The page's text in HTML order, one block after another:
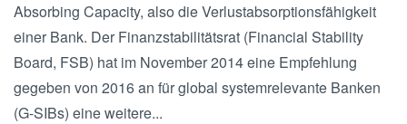
Absorbing Capacity, also die Verlustabsorptionsfähigkeit
einer Bank. Der Fi­nanz­sta­bi­li­täts­rat (Fi­nan­ci­al Sta­bi­li­ty
Board, FSB) hat im No­vem­ber 2014 eine Emp­feh­lung
gegeben von 2016 an für glo­bal sys­tem­re­le­van­te Ban­ken
(G-SIBs) eine wei­te­re...